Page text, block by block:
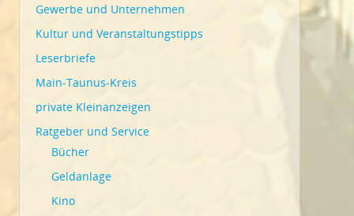
Gewerbe und Unternehmen
Kultur und Veranstaltungstipps
Leserbriefe
Main-Taunus-Kreis
private Kleinanzeigen
Ratgeber und Service
Bücher
Geldanlage
Kino